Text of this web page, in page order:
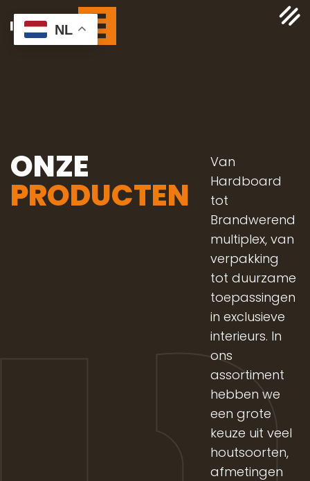
ONZE
PRODUCTEN
Van
Hardboard
tot
Brandwerend
multiplex, van
verpakking
tot duurzame
toepassingen
in exclusieve
interieurs. In
ons
assortiment
hebben we
een grote
keuze uit veel
houtsoorten,
afmetingen
NL